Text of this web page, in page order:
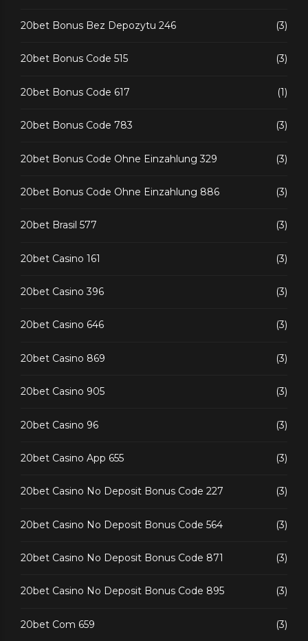
20bet Bonus Bez Depozytu 246 (3)
20bet Bonus Code 515 (3)
20bet Bonus Code 617 (1)
20bet Bonus Code 783 (3)
20bet Bonus Code Ohne Einzahlung 329 (3)
20bet Bonus Code Ohne Einzahlung 886 (3)
20bet Brasil 577 (3)
20bet Casino 161 (3)
20bet Casino 396 (3)
20bet Casino 646 (3)
20bet Casino 869 (3)
20bet Casino 905 (3)
20bet Casino 96 (3)
20bet Casino App 655 (3)
20bet Casino No Deposit Bonus Code 227 (3)
20bet Casino No Deposit Bonus Code 564 (3)
20bet Casino No Deposit Bonus Code 871 (3)
20bet Casino No Deposit Bonus Code 895 (3)
20bet Com 659 (3)